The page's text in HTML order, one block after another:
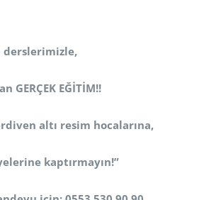
derslerimizle,
GERÇEK EĞİTİM!!
altı resim hocalarına,
kaptırmayın!”